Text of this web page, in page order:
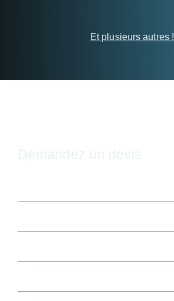
Et plusieurs autres !
Demandez un devis